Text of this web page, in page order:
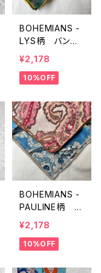
BOHEMIANS -
LYS柄 バンダ
ナ
¥2,178
10%OFF
BOHEMIANS -
PAULINE柄 バ
ンダナ
¥2,178
10%OFF